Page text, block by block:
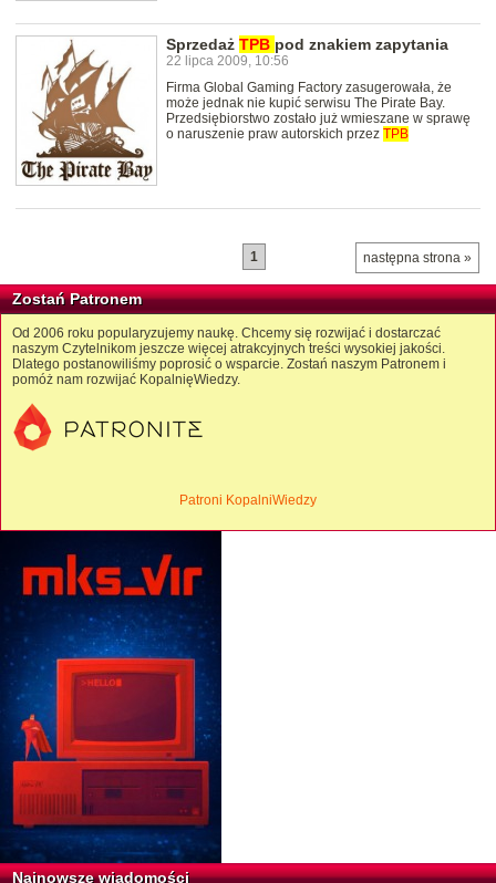
Sprzedaż TPB pod znakiem zapytania
22 lipca 2009, 10:56
Firma Global Gaming Factory zasugerowała, że
może jednak nie kupić serwisu The Pirate Bay.
Przedsiębiorstwo zostało już wmieszane w sprawę
o naruszenie praw autorskich przez TPB
następna strona »
1
Zostań Patronem
Od 2006 roku popularyzujemy naukę. Chcemy się rozwijać i dostarczać
naszym Czytelnikom jeszcze więcej atrakcyjnych treści wysokiej jakości.
Dlatego postanowiliśmy poprosić o wsparcie. Zostań naszym Patronem i
pomóż nam rozwijać KopalnięWiedzy.
Patroni KopalniWiedzy
Najnowsze wiadomości